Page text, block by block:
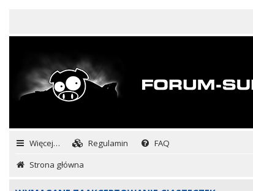
Więcej… Regulamin FAQ
Strona główna